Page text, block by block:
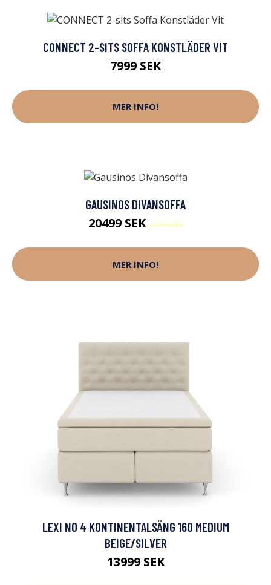
CONNECT 2-SITS SOFFA KONSTLÄDER VIT
7999 SEK
MER INFO!
GAUSINOS DIVANSOFFA
20499 SEK22999 SEK
MER INFO!
LEXI NO 4 KONTINENTALSÄNG 160 MEDIUM
BEIGE/SILVER
13999 SEK